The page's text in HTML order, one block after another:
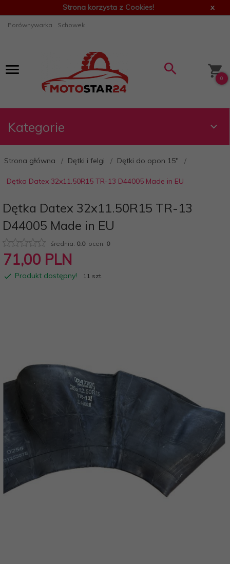
Strona korzysta z Cookies! x
Porównywarka Schowek
0
Kategorie
Strona główna Dętki i felgi Dętki do opon 15"
Dętka Datex 32x11.50R15 TR-13 D44005 Made in EU
Dętka Datex 32x11.50R15 TR-13
D44005 Made in EU
średnia: 0.0ocen: 0
71,00 PLN
Produkt dostępny! 11 szt.